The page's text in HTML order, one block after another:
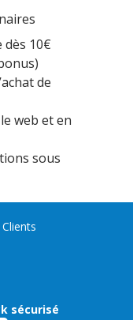
dès 10€
de
web et en
sous
sécurisé